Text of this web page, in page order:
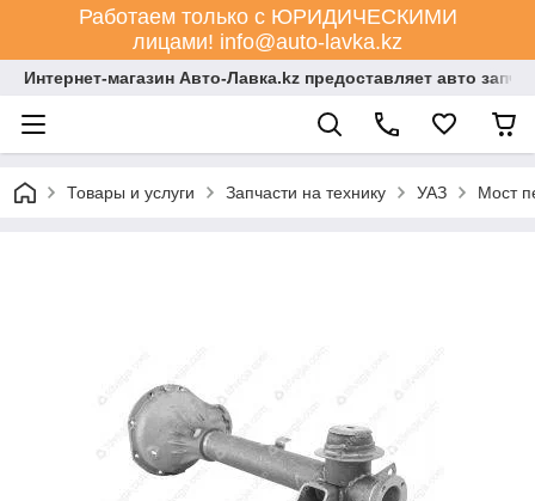
Работаем только с ЮРИДИЧЕСКИМИ
лицами! info@auto-lavka.kz
Интернет-магазин Авто-Лавка.kz предоставляет авто
Товары и услуги Запчасти на технику УАЗ Мост